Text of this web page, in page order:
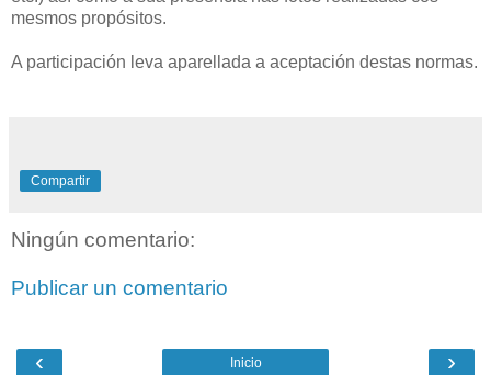
mesmos propósitos.
A participación leva aparellada a aceptación destas normas.
Compartir
Ningún comentario:
Publicar un comentario
‹ ›
Inicio